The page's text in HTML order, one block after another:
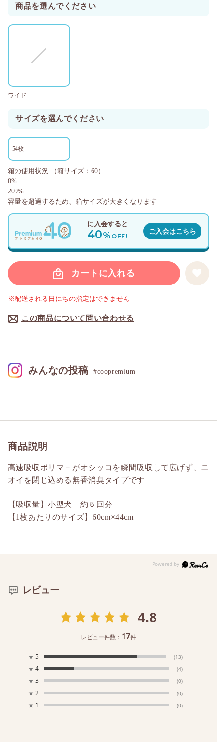
商品を選んでください
ワイド
サイズを選んでください
54枚
カートに入れる
この商品について問い合わせる
※配送される日にちの指定はできません
に入会すると
40%OFF!
ご入会はこちら
箱の使用状況
（箱サイズ：60）
0%
209%
容量を超過するため、箱サイズが大きくなります
商品説明
高速吸収ポリマ－がオシッコを瞬間吸収して広げず、ニ
オイを閉じ込める無香消臭タイプです
【吸収量】小型犬 約５回分
【1枚あたりのサイズ】60cm×44cm
みんなの投稿 #coopremium
レビュー
4.8
レビュー件数： 17件
★ 5 (13)
★ 4 (4)
★ 3 (0)
★ 2 (0)
★ 1 (0)